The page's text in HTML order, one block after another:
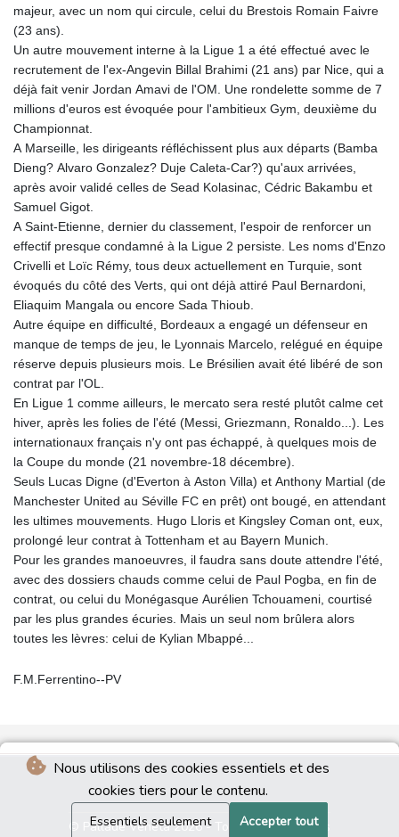
Nous utilisons des cookies essentiels et des
cookies tiers pour le contenu.
Essentiels seulement Accepter tout
majeur, avec un nom qui circule, celui du Brestois Romain Faivre
(23 ans).
Un autre mouvement interne à la Ligue 1 a été effectué avec le
recrutement de l'ex-Angevin Billal Brahimi (21 ans) par Nice, qui a
déjà fait venir Jordan Amavi de l'OM. Une rondelette somme de 7
millions d'euros est évoquée pour l'ambitieux Gym, deuxième du
Championnat.
A Marseille, les dirigeants réfléchissent plus aux départs (Bamba
Dieng? Alvaro Gonzalez? Duje Caleta-Car?) qu'aux arrivées,
après avoir validé celles de Sead Kolasinac, Cédric Bakambu et
Samuel Gigot.
A Saint-Etienne, dernier du classement, l'espoir de renforcer un
effectif presque condamné à la Ligue 2 persiste. Les noms d'Enzo
Crivelli et Loïc Rémy, tous deux actuellement en Turquie, sont
évoqués du côté des Verts, qui ont déjà attiré Paul Bernardoni,
Eliaquim Mangala ou encore Sada Thioub.
Autre équipe en difficulté, Bordeaux a engagé un défenseur en
manque de temps de jeu, le Lyonnais Marcelo, relégué en équipe
réserve depuis plusieurs mois. Le Brésilien avait été libéré de son
contrat par l'OL.
En Ligue 1 comme ailleurs, le mercato sera resté plutôt calme cet
hiver, après les folies de l'été (Messi, Griezmann, Ronaldo...). Les
internationaux français n'y ont pas échappé, à quelques mois de
la Coupe du monde (21 novembre-18 décembre).
Seuls Lucas Digne (d'Everton à Aston Villa) et Anthony Martial (de
Manchester United au Séville FC en prêt) ont bougé, en attendant
les ultimes mouvements. Hugo Lloris et Kingsley Coman ont, eux,
prolongé leur contrat à Tottenham et au Bayern Munich.
Pour les grandes manoeuvres, il faudra sans doute attendre l'été,
avec des dossiers chauds comme celui de Paul Pogba, en fin de
contrat, ou celui du Monégasque Aurélien Tchouameni, courtisé
par les plus grandes écuries. Mais un seul nom brûlera alors
toutes les lèvres: celui de Kylian Mbappé...
F.M.Ferrentino--PV
© Pallade Veneta 2026 - Tous droits réservés